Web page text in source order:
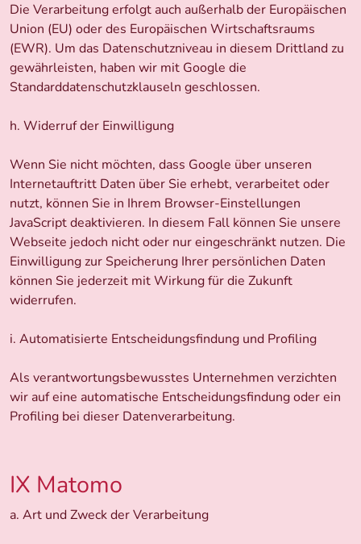
Die Verarbeitung erfolgt auch außerhalb der Europäischen
Union (EU) oder des Europäischen Wirtschaftsraums
(EWR). Um das Datenschutzniveau in diesem Drittland zu
gewährleisten, haben wir mit Google die
Standarddatenschutzklauseln geschlossen.
h. Widerruf der Einwilligung
Wenn Sie nicht möchten, dass Google über unseren
Internetauftritt Daten über Sie erhebt, verarbeitet oder
nutzt, können Sie in Ihrem Browser-Einstellungen
JavaScript deaktivieren. In diesem Fall können Sie unsere
Webseite jedoch nicht oder nur eingeschränkt nutzen. Die
Einwilligung zur Speicherung Ihrer persönlichen Daten
können Sie jederzeit mit Wirkung für die Zukunft
widerrufen.
i. Automatisierte Entscheidungsfindung und Profiling
Als verantwortungsbewusstes Unternehmen verzichten
wir auf eine automatische Entscheidungsfindung oder ein
Profiling bei dieser Datenverarbeitung.
IX Matomo
a. Art und Zweck der Verarbeitung